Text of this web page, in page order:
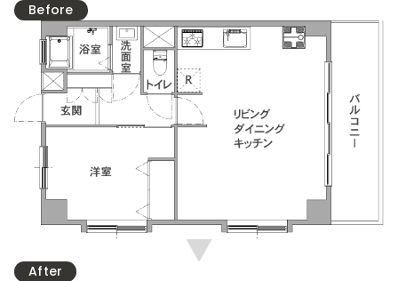
Before
After